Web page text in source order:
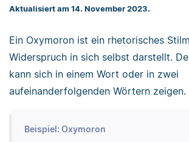
Aktualisiert am 14. November 2023.
Ein Oxymoron ist ein rhetorisches
Widerspruch in sich selbst darstellt.
kann sich in einem Wort oder in zwei
aufeinanderfolgenden Wörtern zeigen.
Beispiel: Oxymoron